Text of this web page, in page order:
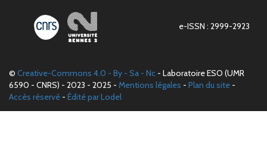
e-ISSN : 2999-2923
© Creative-Commons 4.0 - By - Sa - Nc - Laboratoire ESO (UMR
6590 - CNRS) - 2023 - 2025 - Mentions légales - Plan du site -
Accès réservé - Édité par Lodel